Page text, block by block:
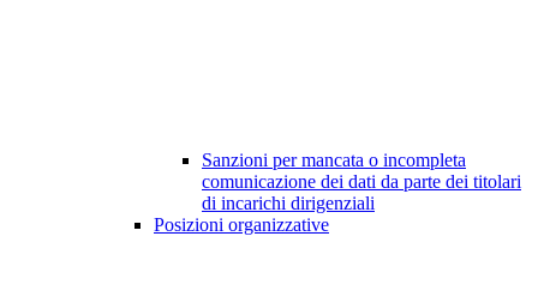
Sanzioni per mancata o incompleta
comunicazione dei dati da parte dei titolari
di incarichi dirigenziali
Posizioni organizzative